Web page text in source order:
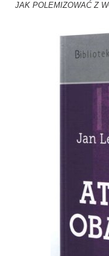
JAK POLEMIZOWAĆ Z